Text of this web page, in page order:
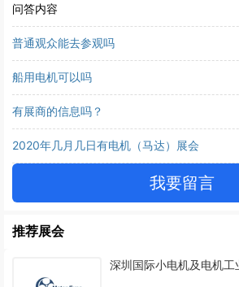
问答内容
普通观众能去参观吗
船用电机可以吗
有展商的信息吗？
2020年几月几日有电机（马达）展会
我要留言
推荐展会
深圳国际小电机及电机工